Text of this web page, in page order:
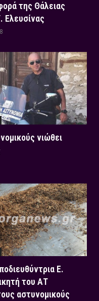
της Θάλειας
Ελευσίνας
νιώθει
Ε.
του ΑΤ
αστυνομικούς